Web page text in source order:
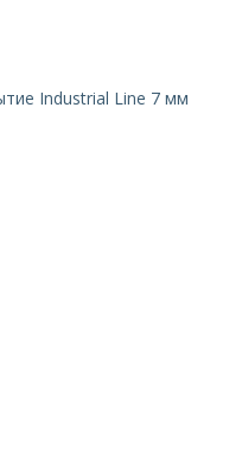
Industrial Line 7 мм